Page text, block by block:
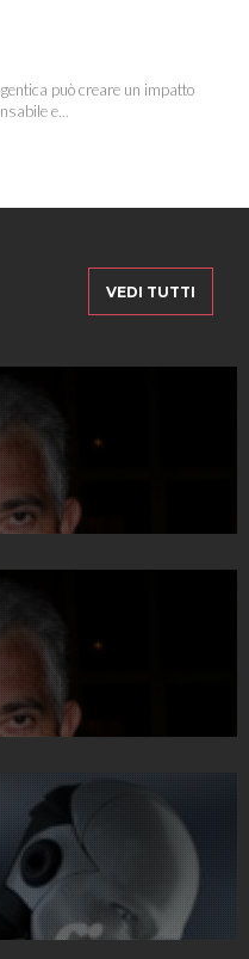
può creare un impatto
e...
VEDI TUTTI